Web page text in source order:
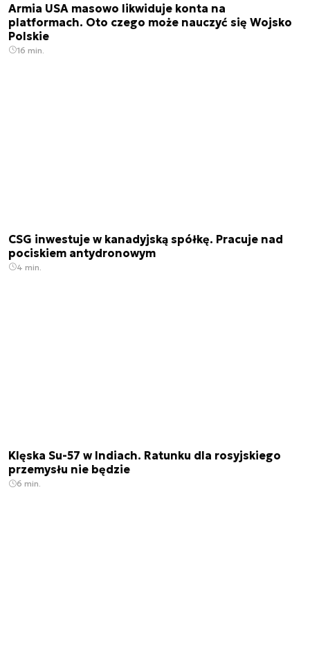
Armia USA masowo likwiduje konta na
platformach. Oto czego może nauczyć się Wojsko
Polskie
16 min.
CSG inwestuje w kanadyjską spółkę. Pracuje nad
pociskiem antydronowym
4 min.
Klęska Su-57 w Indiach. Ratunku dla rosyjskiego
przemysłu nie będzie
6 min.